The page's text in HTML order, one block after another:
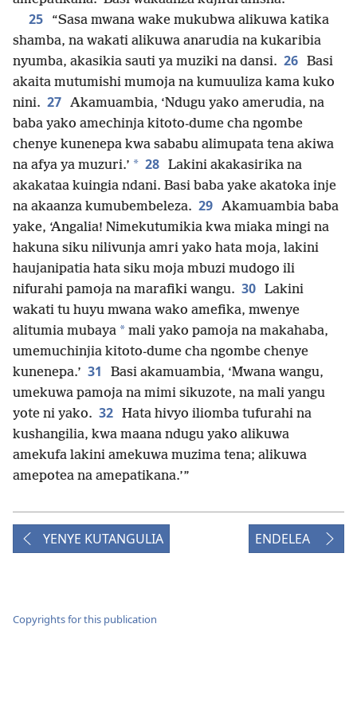
25
“Sasa mwana wake mukubwa alikuwa katika
shamba, na wakati alikuwa anarudia na kukaribia
nyumba, akasikia sauti ya muziki na dansi. 26 Basi
akaita mutumishi mumoja na kumuuliza kama kuko
nini. 27 Akamuambia, ‘Ndugu yako amerudia, na
baba yako amechinja kitoto-dume cha ngombe
chenye kunenepa kwa sababu alimupata tena akiwa
na afya ya muzuri.’ * 28 Lakini akakasirika na
akakataa kuingia ndani. Basi baba yake akatoka inje
na akaanza kumubembeleza. 29 Akamuambia baba
yake, ‘Angalia! Nimekutumikia kwa miaka mingi na
hakuna siku nilivunja amri yako hata moja, lakini
haujanipatia hata siku moja mbuzi mudogo ili
nifurahi pamoja na marafiki wangu. 30 Lakini
wakati tu huyu mwana wako amefika, mwenye
alitumia mubaya * mali yako pamoja na makahaba,
umemuchinjia kitoto-dume cha ngombe chenye
kunenepa.’ 31
Basi akamuambia, ‘Mwana wangu,
umekuwa pamoja na mimi sikuzote, na mali yangu
yote ni yako. 32 Hata hivyo iliomba tufurahi na
kushangilia, kwa maana ndugu yako alikuwa
amekufa lakini amekuwa muzima tena; alikuwa
amepotea na amepatikana.’”
YENYE KUTANGULIA ENDELEA
Copyrights for this publication